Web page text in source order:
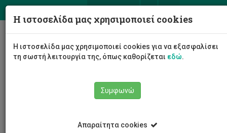
Η ιστοσελίδα μας χρησιμοποιεί cookies
Η ιστοσελίδα μας χρησιμοποιεί cookies για να εξασφαλίσει
τη σωστή λειτουργία της, όπως καθορίζεται εδώ.
Συμφωνώ
Απαραίτητα cookies